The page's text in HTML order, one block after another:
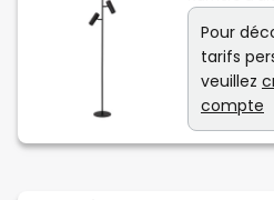
Pour
tarifs
veuillez
compte